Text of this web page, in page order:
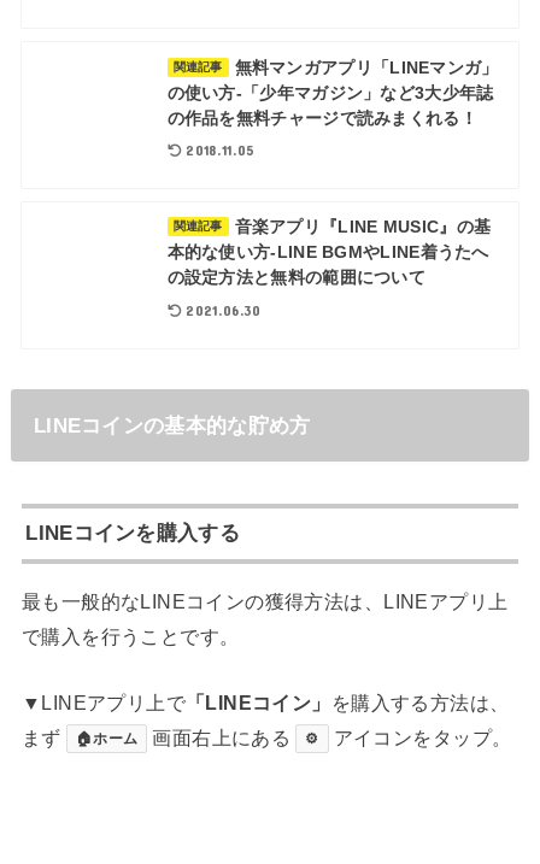
関連記事
無料マンガアプリ「LINEマンガ」
の使い方-「少年マガジン」など3大少年誌
の作品を無料チャージで読みまくれる！
2018.11.05
関連記事
音楽アプリ『LINE MUSIC』の基
本的な使い方-LINE BGMやLINE着うたへ
の設定方法と無料の範囲について
2021.06.30
LINEコインの基本的な貯め方
LINEコインを購入する
最も一般的なLINEコインの獲得方法は、LINEアプリ上
で購入を行うことです。
▼LINEアプリ上で 「LINEコイン」
を購入する方法は、
まず
🏠ホーム 画面右上にある ⚙ アイコンをタップ。